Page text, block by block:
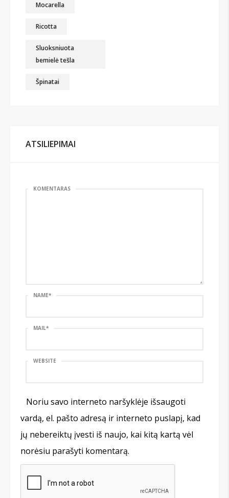
Mocarella
Ricotta
Sluoksniuota
bemielė tešla
Špinatai
ATSILIEPIMAI
KOMENTARAS
NAME*
MAIL*
WEBSITE
Noriu savo interneto naršyklėje išsaugoti
vardą, el. pašto adresą ir interneto puslapį, kad
jų nebereiktų įvesti iš naujo, kai kitą kartą vėl
norėsiu parašyti komentarą.